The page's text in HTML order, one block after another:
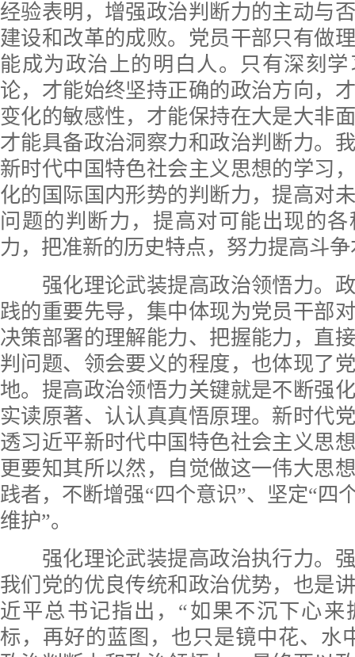
经验表明，增强政治判断力的主动与
建设和改革的成败。党员干部只有做
能成为政治上的明白人。只有深刻
论，才能始终坚持正确的政治方向，
变化的敏感性，才能保持在大是大非
才能具备政治洞察力和政治判断力。
新时代中国特色社会主义思想的学习
化的国际国内形势的判断力，提高对
问题的判断力，提高对可能出现的
力，把准新的历史特点，努力提高斗
强化理论武装提高政治领悟力。政
践的重要先导，集中体现为党员干部
决策部署的理解能力、把握能力，直
判问题、领会要义的程度，也体现了
地。提高政治领悟力关键就是不断强
实读原著、认认真真悟原理。新时代
透习近平新时代中国特色社会主义思
更要知其所以然，自觉做这一伟大思
践者，不断增强“四个意识”、坚定“四
维护”。
强化理论武装提高政治执行力。强
我们党的优良传统和政治优势，也是
近平总书记指出，“如果不沉下心来
标，再好的蓝图，也只是镜中花、水